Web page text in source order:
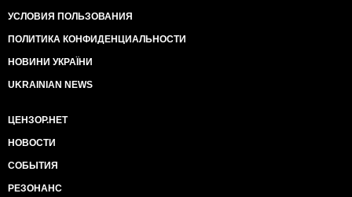
УСЛОВИЯ ПОЛЬЗОВАНИЯ
ПОЛИТИКА КОНФИДЕНЦИАЛЬНОСТИ
НОВИНИ УКРАЇНИ
UKRAINIAN NEWS
ЦЕНЗОР.НЕТ
НОВОСТИ
СОБЫТИЯ
РЕЗОНАНС